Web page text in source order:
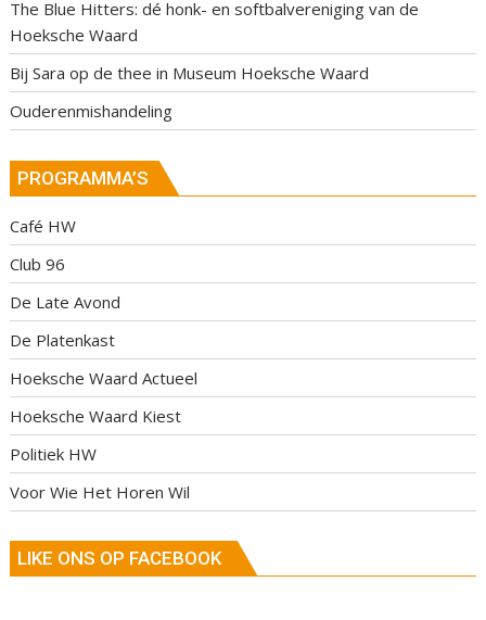
The Blue Hitters: dé honk- en softbalvereniging van de
Hoeksche Waard
Bij Sara op de thee in Museum Hoeksche Waard
Ouderenmishandeling
PROGRAMMA’S
Café HW
Club 96
De Late Avond
De Platenkast
Hoeksche Waard Actueel
Hoeksche Waard Kiest
Politiek HW
Voor Wie Het Horen Wil
LIKE ONS OP FACEBOOK